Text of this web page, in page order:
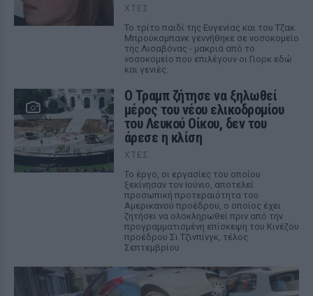
ΧΤΕΣ
Το τρίτο παιδί της Ευγενίας και του Τζακ
Μπρούκσμπανκ γεννήθηκε σε νοσοκομείο
της Λισαβόνας - μακριά από το
νοσοκομείο που επιλέγουν οι Γιορκ εδώ
και γενιές.
Ο Τραμπ ζήτησε να ξηλωθεί
μέρος του νέου ελικοδρομίου
του Λευκού Οίκου, δεν του
άρεσε η κλίση
ΧΤΕΣ
Το έργο, οι εργασίες του οποίου
ξεκίνησαν τον Ιούνιο, αποτελεί
προσωπική προτεραιότητα του
Αμερικανού προέδρου, ο οποίος έχει
ζητήσει να ολοκληρωθεί πριν από την
προγραμματισμένη επίσκεψη του Κινέζου
προέδρου Σι Τζινπίνγκ, τέλος
Σεπτεμβρίου